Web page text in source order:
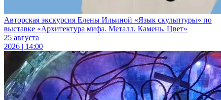
Авторская экскурсия Елены Ильиной «Язык скульптуры» по
выставке «Архитектура мифа. Металл. Камень. Цвет»
25 августа
2026 | 14:00